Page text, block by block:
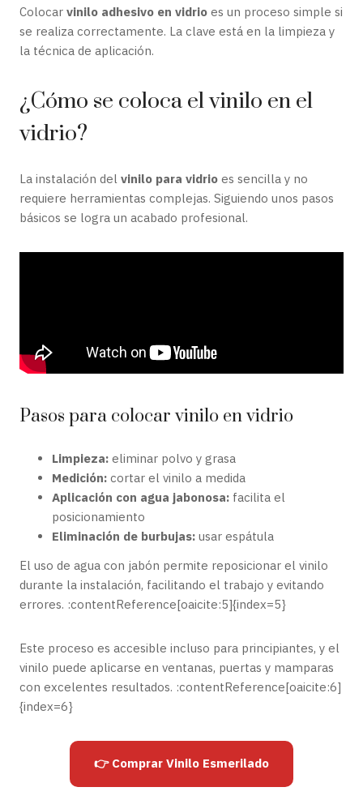
Colocar vinilo adhesivo en vidrio es un proceso simple si
se realiza correctamente. La clave está en la limpieza y
la técnica de aplicación.
¿Cómo se coloca el vinilo en el
vidrio?
La instalación del vinilo para vidrio es sencilla y no
requiere herramientas complejas. Siguiendo unos pasos
básicos se logra un acabado profesional.
Pasos para colocar vinilo en vidrio
Limpieza: eliminar polvo y grasa
Medición: cortar el vinilo a medida
Aplicación con agua jabonosa: facilita el
posicionamiento
Eliminación de burbujas: usar espátula
El uso de agua con jabón permite reposicionar el vinilo
durante la instalación, facilitando el trabajo y evitando
errores. :contentReference[oaicite:5]{index=5}
Este proceso es accesible incluso para principiantes, y el
vinilo puede aplicarse en ventanas, puertas y mamparas
con excelentes resultados. :contentReference[oaicite:6]
{index=6}
👉 Comprar Vinilo Esmerilado